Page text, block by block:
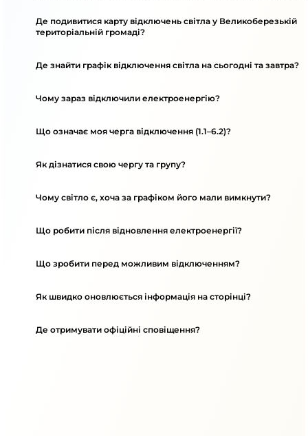
Де подивитися карту відключень світла у Великоберезькій
територіальній громаді?
Де знайти графік відключення світла на сьогодні та завтра?
Чому зараз відключили електроенергію?
Що означає моя черга відключення (1.1–6.2)?
Як дізнатися свою чергу та групу?
Чому світло є, хоча за графіком його мали вимкнути?
Що робити після відновлення електроенергії?
Що зробити перед можливим відключенням?
Як швидко оновлюється інформація на сторінці?
Де отримувати офіційні сповіщення?